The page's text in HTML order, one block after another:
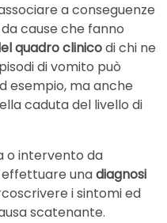
a conseguenze
cause che fanno
quadro clinicodi chi ne
di vomito può
esempio, ma anche
caduta del livello di
o intervento da
unadiagnosi
i sintomi ed
scatenante.